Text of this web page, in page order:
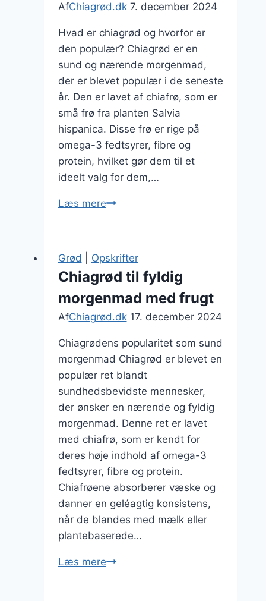
AfChiagrød.dk 7. december 2024
Hvad er chiagrød og hvorfor er
den populær? Chiagrød er en
sund og nærende morgenmad,
der er blevet populær i de seneste
år. Den er lavet af chiafrø, som er
små frø fra planten Salvia
hispanica. Disse frø er rige på
omega-3 fedtsyrer, fibre og
protein, hvilket gør dem til et
ideelt valg for dem,…
Læs mereChiagrød
og
Grød Opskrifter
Chiagrød til fyldig
morgenmad med frugt
AfChiagrød.dk 17. december 2024
Chiagrødens popularitet som sund
morgenmad Chiagrød er blevet en
populær ret blandt
sundhedsbevidste mennesker,
der ønsker en nærende og fyldig
morgenmad. Denne ret er lavet
med chiafrø, som er kendt for
deres høje indhold af omega-3
fedtsyrer, fibre og protein.
Chiafrøene absorberer væske og
danner en geléagtig konsistens,
når de blandes med mælk eller
plantebaserede…
Læs mereChiagrød